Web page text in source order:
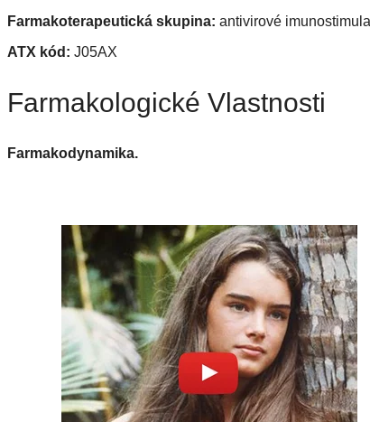
Farmakoterapeutická skupina: antivirové
ATX kód: J05AX
Farmakologické Vlastnosti
Farmakodynamika.